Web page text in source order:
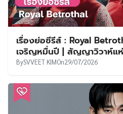
เรื่องย่อซีรีส์ : Royal
เจริญหมื่นปี | สัญญาวิวาห์แ
BySVVEET KIMOn29/07/2026